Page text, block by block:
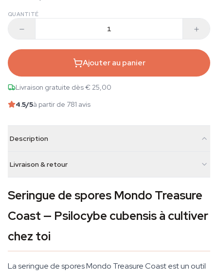
QUANTITÉ
Ajouter au panier
Livraison gratuite dès € 25,00
4.5/5à partir de 781 avis
Description
Livraison & retour
Seringue de spores Mondo Treasure
Coast — Psilocybe cubensis à cultiver
chez toi
La seringue de spores Mondo Treasure Coast est un outil